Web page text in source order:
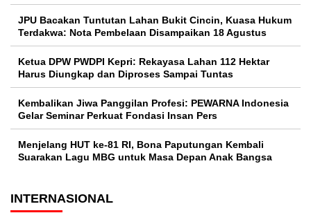
JPU Bacakan Tuntutan Lahan Bukit Cincin, Kuasa Hukum
Terdakwa: Nota Pembelaan Disampaikan 18 Agustus
Ketua DPW PWDPI Kepri: Rekayasa Lahan 112 Hektar
Harus Diungkap dan Diproses Sampai Tuntas
Kembalikan Jiwa Panggilan Profesi: PEWARNA Indonesia
Gelar Seminar Perkuat Fondasi Insan Pers
Menjelang HUT ke-81 RI, Bona Paputungan Kembali
Suarakan Lagu MBG untuk Masa Depan Anak Bangsa
INTERNASIONAL